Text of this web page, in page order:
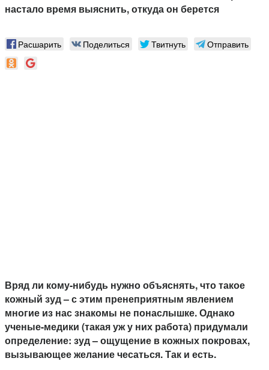
настало время выяснить, откуда он берется
Расшарить Поделиться Твитнуть Отправить
Вряд ли кому-нибудь нужно объяснять, что такое
кожный зуд – с этим пренеприятным явлением
многие из нас знакомы не понаслышке. Однако
ученые-медики (такая уж у них работа) придумали
определение: зуд – ощущение в кожных покровах,
вызывающее желание чесаться. Так и есть.